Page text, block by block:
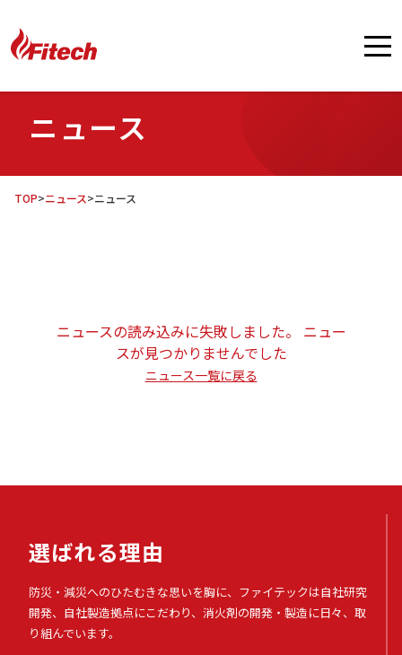
ニュース
TOP>ニュース>ニュース
ニュースの読み込みに失敗しました。 ニュー
スが見つかりませんでした
ニュース一覧に戻る
選ばれる理由
防災・減災へのひたむきな思いを胸に、ファイテックは自社研究
開発、自社製造拠点にこだわり、消火剤の開発・製造に日々、取
り組んでいます。